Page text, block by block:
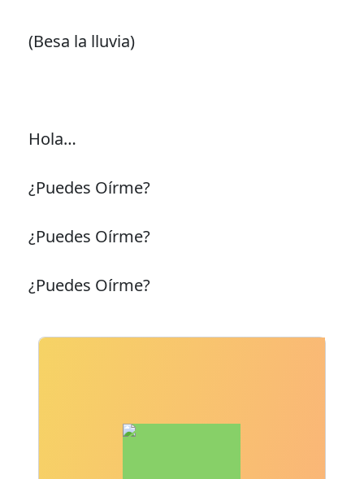
(Besa la lluvia)
Hola…
¿Puedes Oírme?
¿Puedes Oírme?
¿Puedes Oírme?